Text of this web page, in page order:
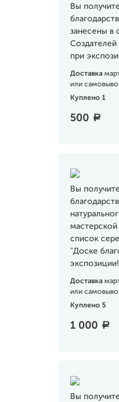
Вы
занесены в
Создателей
при
Доставка
или
Куплено 1
500 a
Вы
мастерской
список
"Доске
экспозиции!
Доставка
или
Куплено 5
1 000 a
Вы